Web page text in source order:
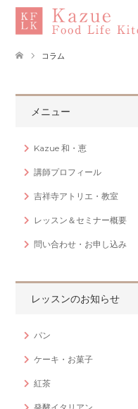
コラム
メニュー
Kazue 和・恵
講師プロフィール
吉祥寺アトリエ・教室
レッスン＆セミナー概要
問い合わせ・お申し込み
レッスンのお知らせ
パン
ケーキ・お菓子
紅茶